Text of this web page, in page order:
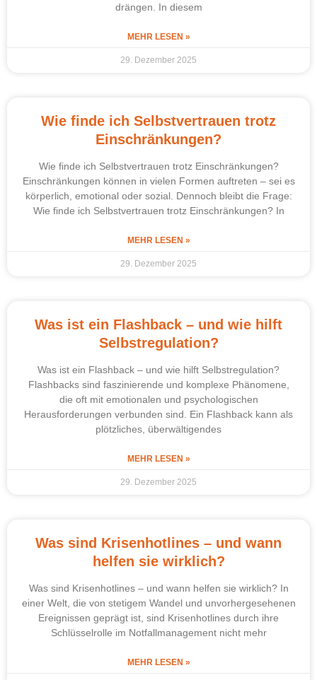
drängen. In diesem
MEHR LESEN »
29. Dezember 2025
Wie finde ich Selbstvertrauen trotz
Einschränkungen?
Wie finde ich Selbstvertrauen trotz Einschränkungen?
Einschränkungen können in vielen Formen auftreten – sei es
körperlich, emotional oder sozial. Dennoch bleibt die Frage:
Wie finde ich Selbstvertrauen trotz Einschränkungen? In
MEHR LESEN »
29. Dezember 2025
Was ist ein Flashback – und wie hilft
Selbstregulation?
Was ist ein Flashback – und wie hilft Selbstregulation?
Flashbacks sind faszinierende und komplexe Phänomene,
die oft mit emotionalen und psychologischen
Herausforderungen verbunden sind. Ein Flashback kann als
plötzliches, überwältigendes
MEHR LESEN »
29. Dezember 2025
Was sind Krisenhotlines – und wann
helfen sie wirklich?
Was sind Krisenhotlines – und wann helfen sie wirklich? In
einer Welt, die von stetigem Wandel und unvorhergesehenen
Ereignissen geprägt ist, sind Krisenhotlines durch ihre
Schlüsselrolle im Notfallmanagement nicht mehr
MEHR LESEN »